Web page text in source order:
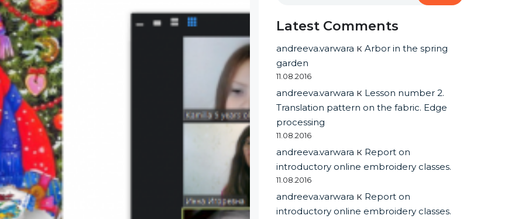
Latest Comments
andreeva.varwara кArbor in the spring
garden
11.08.2016
andreeva.varwara к Lesson number 2.
Translation pattern on the fabric. Edge
processing
11.08.2016
andreeva.varwara к Report on
introductory online embroidery classes.
11.08.2016
andreeva.varwara к Report on
introductory online embroidery classes.